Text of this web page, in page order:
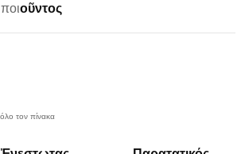
ποιοῦντος